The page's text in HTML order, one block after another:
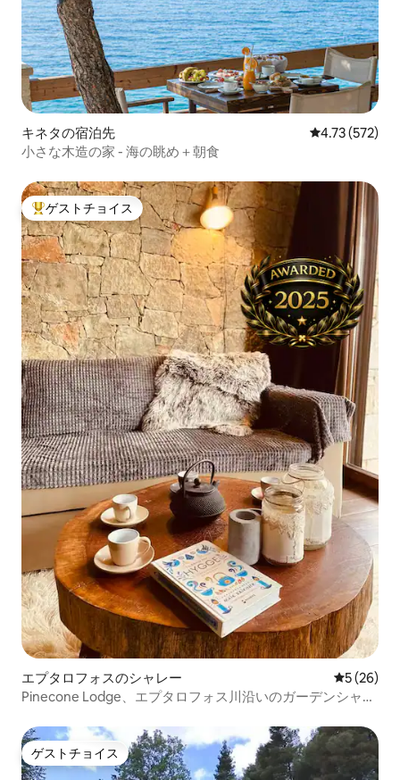
キネタの宿泊先 レビュー572
4.73 (572)
小さな木造の家 - 海の眺め＋朝食
大好評のゲストチョイスです。
ゲストチョイス
エプタロフォスのシャレー レビュー
5 (26)
Pinecone Lodge、エプタロフォス川沿いのガーデンシャレ
ゲストチョイス
ゲストチョイス